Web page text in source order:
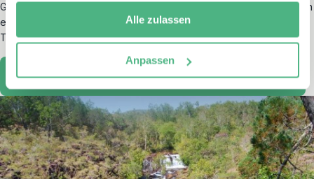
Alle zulassen
Anpassen
Grampians Nationalpark eignet sich besonders für Reisende, die an
einer Kombination aus Aktivität, Naturbeobachtung und kultureller
Tiefe interessiert sind.
Great Ocean Road – Von Melbourne nach Adelaide